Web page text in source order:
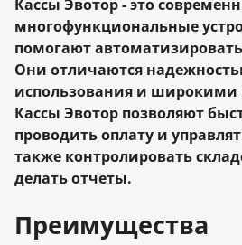
Кассы Эвотор - это
многофункциональные
помогают
Они отличаются
использования и
Кассы Эвотор позволяют
проводить оплату и
также контролировать
делать отчеты.
Преимущества